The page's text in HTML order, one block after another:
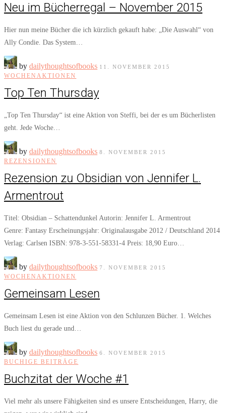
Neu im Bücherregal – November 2015
Hier nun meine Bücher die ich kürzlich gekauft habe: „Die Auswahl“ von
Ally Condie. Das System…
by dailythoughtsofbooks 11. NOVEMBER 2015
WOCHENAKTIONEN
Top Ten Thursday
„Top Ten Thursday“ ist eine Aktion von Steffi, bei der es um Bücherlisten
geht. Jede Woche…
by dailythoughtsofbooks 8. NOVEMBER 2015
REZENSIONEN
Rezension zu Obsidian von Jennifer L.
Armentrout
Titel: Obsidian – Schattendunkel Autorin: Jennifer L. Armentrout
Genre: Fantasy Erscheinungsjahr: Originalausgabe 2012 / Deutschland 2014
Verlag: Carlsen ISBN: 978-3-551-58331-4 Preis: 18,90 Euro…
by dailythoughtsofbooks 7. NOVEMBER 2015
WOCHENAKTIONEN
Gemeinsam Lesen
Gemeinsam Lesen ist eine Aktion von den Schlunzen Bücher. 1. Welches
Buch liest du gerade und…
by dailythoughtsofbooks 6. NOVEMBER 2015
BUCHIGE BEITRÄGE
Buchzitat der Woche #1
Viel mehr als unsere Fähigkeiten sind es unsere Entscheidungen, Harry, die